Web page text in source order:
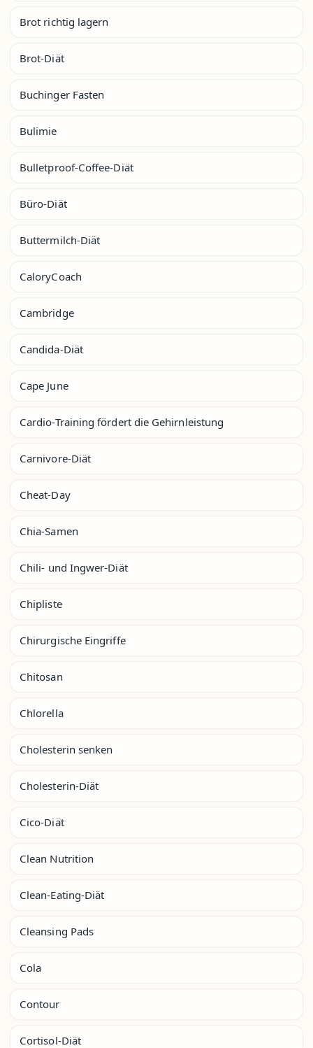
Brot richtig lagern
Brot-Diät
Buchinger Fasten
Bulimie
Bulletproof-Coffee-Diät
Büro-Diät
Buttermilch-Diät
CaloryCoach
Cambridge
Candida-Diät
Cape June
Cardio-Training fördert die Gehirnleistung
Carnivore-Diät
Cheat-Day
Chia-Samen
Chili- und Ingwer-Diät
Chipliste
Chirurgische Eingriffe
Chitosan
Chlorella
Cholesterin senken
Cholesterin-Diät
Cico-Diät
Clean Nutrition
Clean-Eating-Diät
Cleansing Pads
Cola
Contour
Cortisol-Diät